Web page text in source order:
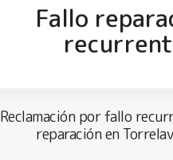
Fallo
Reclamación por fallo
reparación en